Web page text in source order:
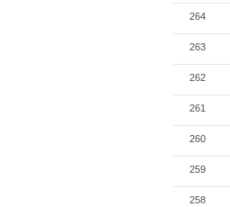
264
263
262
261
260
259
258